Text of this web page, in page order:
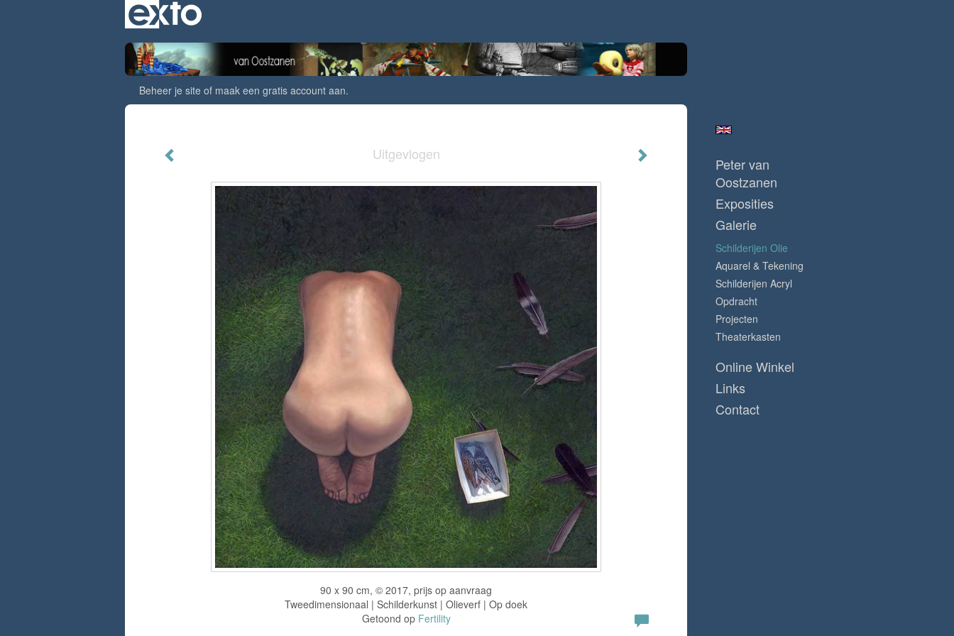
Beheer je site of maak een gratis account aan.
Uitgevlogen
90 x 90 cm, © 2017, prijs op aanvraag
Tweedimensionaal | Schilderkunst | Olieverf | Op doek
Getoond op Fertility
Peter van
Oostzanen
Exposities
Galerie
Schilderijen Olie
Aquarel & Tekening
Schilderijen Acryl
Opdracht
Projecten
Theaterkasten
Online Winkel
Links
Contact